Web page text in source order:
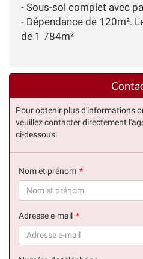
- Sous-sol complet avec
- Dépendance de 120m².
de 1 784m²
Pour obtenir plus d'informations
veuillez contacter directement
ci-dessous.
Nom et prénom
Adresse e-mail